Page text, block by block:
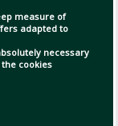
measure of
adapted to
necessary
cookies